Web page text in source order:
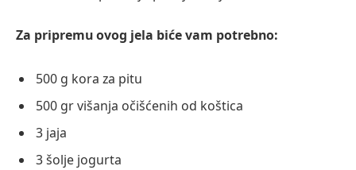
Za pripremu ovog jela biće vam potrebno:
500 g kora za pitu
500 gr višanja očišćenih od koštica
3 jaja
3 šolje jogurta